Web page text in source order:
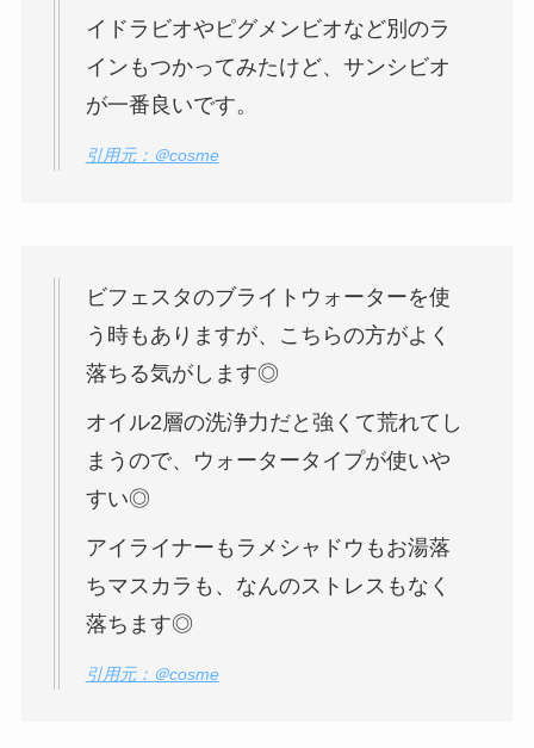
イドラビオやピグメンビオなど別のラ
インもつかってみたけど、サンシビオ
が一番良いです。
引用元：＠cosme
ビフェスタのブライトウォーターを使
う時もありますが、こちらの方がよく
落ちる気がします◎
オイル2層の洗浄力だと強くて荒れてし
まうので、ウォータータイプが使いや
すい◎
アイライナーもラメシャドウもお湯落
ちマスカラも、なんのストレスもなく
落ちます◎
引用元：＠cosme